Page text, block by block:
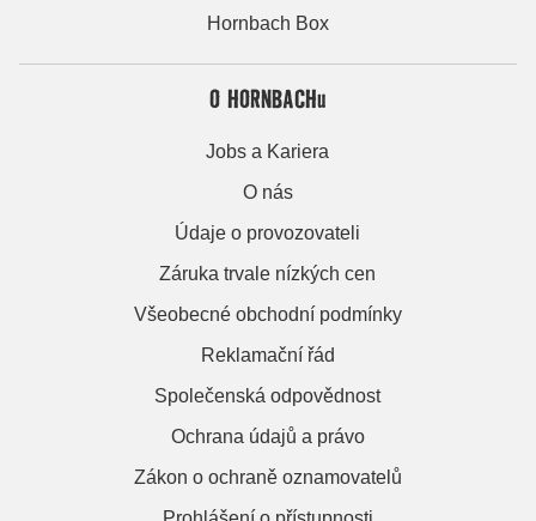
Hornbach Box
O HORNBACHu
Jobs a Kariera
O nás
Údaje o provozovateli
Záruka trvale nízkých cen
Všeobecné obchodní podmínky
Reklamační řád
Společenská odpovědnost
Ochrana údajů a právo
Zákon o ochraně oznamovatelů